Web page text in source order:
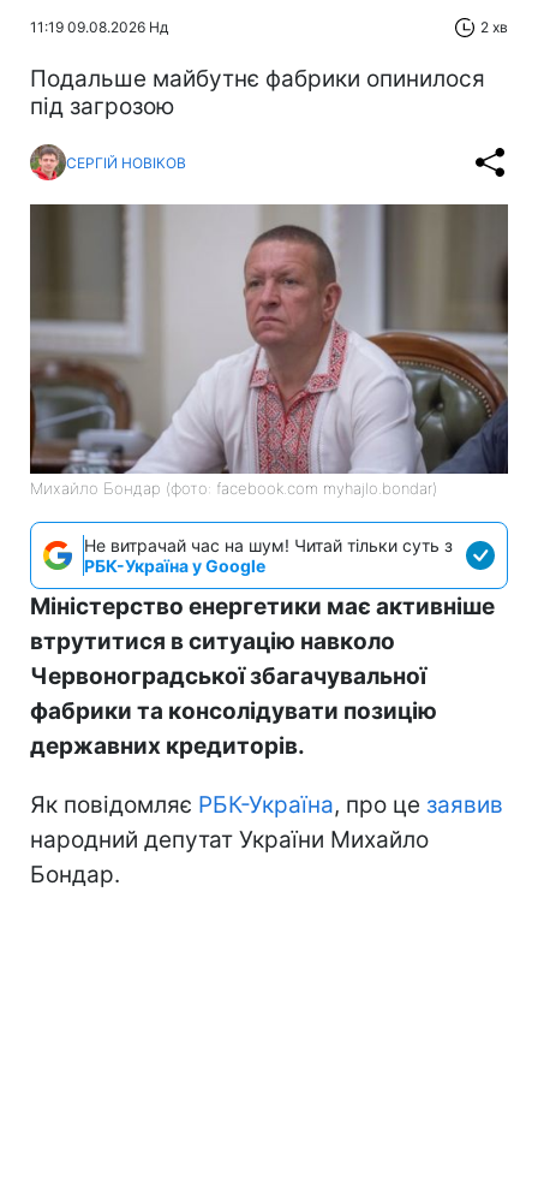
11:19 09.08.2026 Нд 2 хв
Подальше майбутнє фабрики опинилося
під загрозою
СЕРГІЙ НОВІКОВ
Михайло Бондар (фото: facebook.com myhajlo.bondar)
Не витрачай час на шум! Читай тільки суть з
РБК-Україна у Google
Міністерство енергетики має активніше
втрутитися в ситуацію навколо
Червоноградської збагачувальної
фабрики та консолідувати позицію
державних кредиторів.
Як повідомляє РБК-Україна, про це заявив
народний депутат України Михайло
Бондар.